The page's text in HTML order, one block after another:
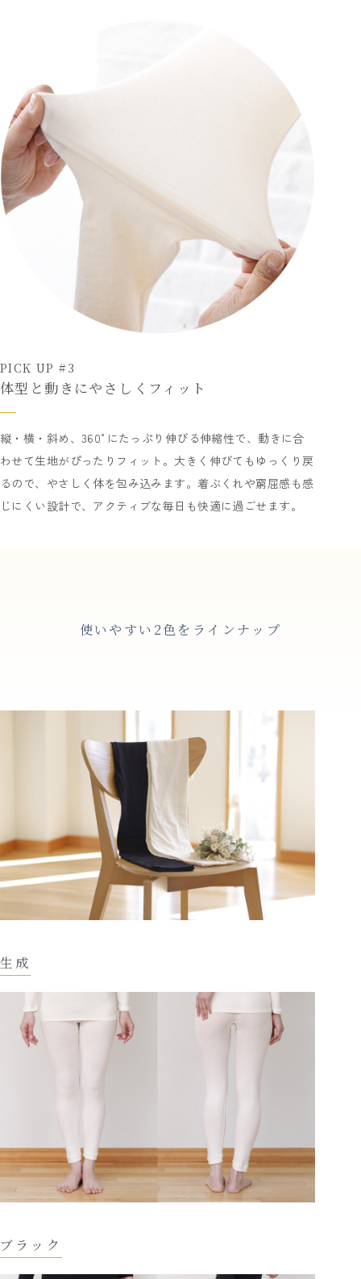
PICK UP #3
体型と動きにやさしくフィット
縦・横・斜め、360°にたっぷり伸びる伸縮性で、動きに合
わせて生地がぴったりフィット。大きく伸びてもゆっくり戻
るので、やさしく体を包み込みます。着ぶくれや窮屈感も感
じにくい設計で、アクティブな毎日も快適に過ごせます。
使いやすい2色をラインナップ
生成
ブラック